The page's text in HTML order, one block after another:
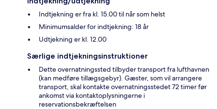
Indtjekning er fra kl. 15.00 til når som helst
Minimumsalder for indtjekning: 18 år
Udtjekning er kl. 12.00
Særlige indtjekningsinstruktioner
Dette overnatningssted tilbyder transport fra lufthavnen
(kan medføre tillægsgebyr). Gæster, som vil arrangere
transport, skal kontakte overnatningsstedet 72 timer før
ankomst via kontaktoplysningerne i
reservationsbekræftelsen